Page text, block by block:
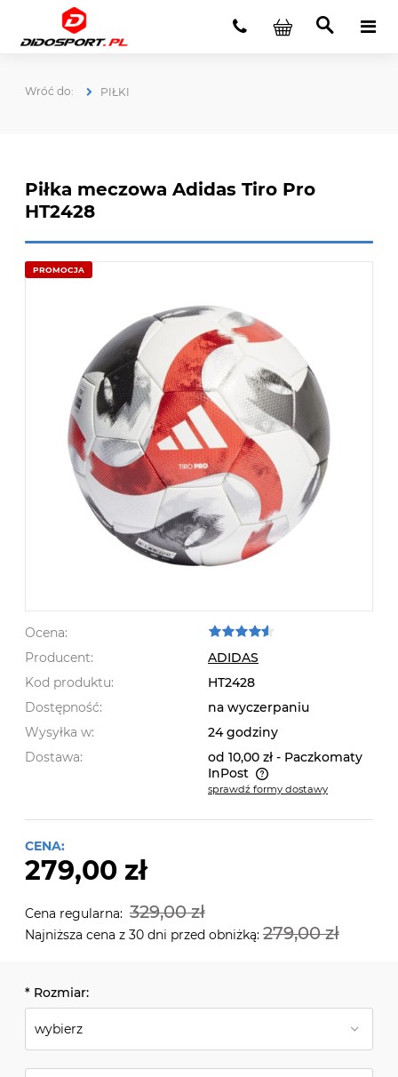
PIŁKI
Piłka meczowa Adidas Tiro Pro
HT2428
PROMOCJA
Ocena:
Producent:
ADIDAS
Kod produktu:
HT2428
Dostępność:
na wyczerpaniu
Wysyłka w:
24 godziny
Dostawa:
od 10,00 zł - Paczkomaty
InPost
Cena nie zawiera ewentualnych kosztów płatności
sprawdź formy dostawy
CENA:
279,00 zł
Cena regularna: 329,00 zł
Najniższa cena z 30 dni przed obniżką: 279,00 zł
* Rozmiar: